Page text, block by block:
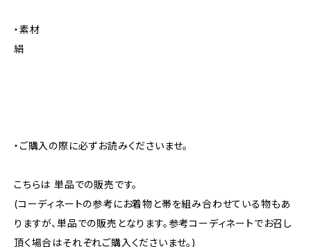
・素材
絹
・ご購入の際に必ずお読みくださいませ。
こちらは 単品での販売です。
(コーディネートの参考にお着物と帯を組み合わせている物もあ
りますが、単品での販売となります。参考コーディネートでお召し
頂く場合はそれぞれご購入くださいませ。)